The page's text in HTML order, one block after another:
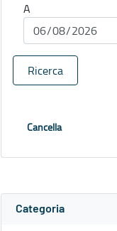
A
Ricerca
Cancella
Categoria